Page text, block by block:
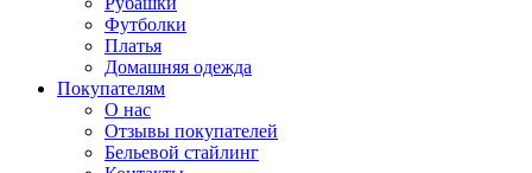
Футболки
Платья
Домашняя одежда
Покупателям
О нас
Отзывы покупателей
Бельевой стайлинг